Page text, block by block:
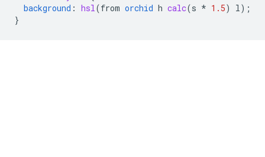
background : hsl (from orchid h calc(s * 1.5) l );
}